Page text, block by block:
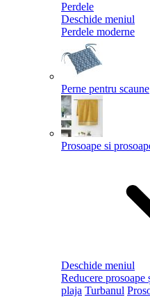
Perdele
Deschide meniul
Perdele moderne
Perne pentru scaune
Prosoape si
Deschide meniul
Reducere prosoape
plaja Turbanul